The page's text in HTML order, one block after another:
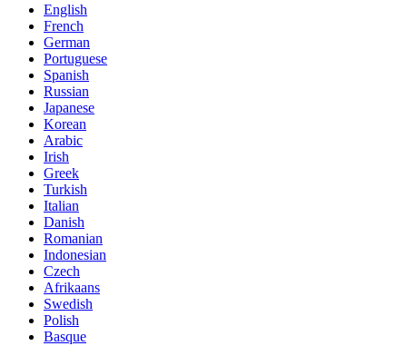
English
French
German
Portuguese
Spanish
Russian
Japanese
Korean
Arabic
Irish
Greek
Turkish
Italian
Danish
Romanian
Indonesian
Czech
Afrikaans
Swedish
Polish
Basque